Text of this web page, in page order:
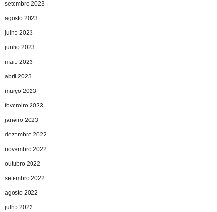
setembro 2023
agosto 2023
julho 2023
junho 2023
maio 2023
abril 2023
março 2023
fevereiro 2023
janeiro 2023
dezembro 2022
novembro 2022
outubro 2022
setembro 2022
agosto 2022
julho 2022